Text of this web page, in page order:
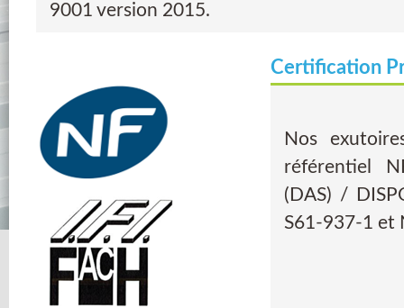
9001 version 2015.
Certification
Nos
référentiel
(DAS) /
S61-937-1 et